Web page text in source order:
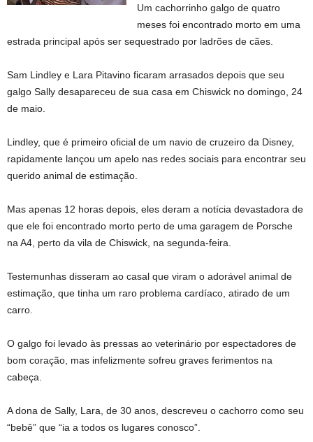
Um cachorrinho galgo de quatro
meses foi encontrado morto em uma
estrada principal após ser sequestrado por ladrões de cães.
Sam Lindley e Lara Pitavino ficaram arrasados ​​depois que seu
galgo Sally desapareceu de sua casa em Chiswick no domingo, 24
de maio.
Lindley, que é primeiro oficial de um navio de cruzeiro da Disney,
rapidamente lançou um apelo nas redes sociais para encontrar seu
querido animal de estimação.
Mas apenas 12 horas depois, eles deram a notícia devastadora de
que ele foi encontrado morto perto de uma garagem de Porsche
na A4, perto da vila de Chiswick, na segunda-feira.
Testemunhas disseram ao casal que viram o adorável animal de
estimação, que tinha um raro problema cardíaco, atirado de um
carro.
O galgo foi levado às pressas ao veterinário por espectadores de
bom coração, mas infelizmente sofreu graves ferimentos na
cabeça.
A dona de Sally, Lara, de 30 anos, descreveu o cachorro como seu
“bebê” que “ia a todos os lugares conosco”.